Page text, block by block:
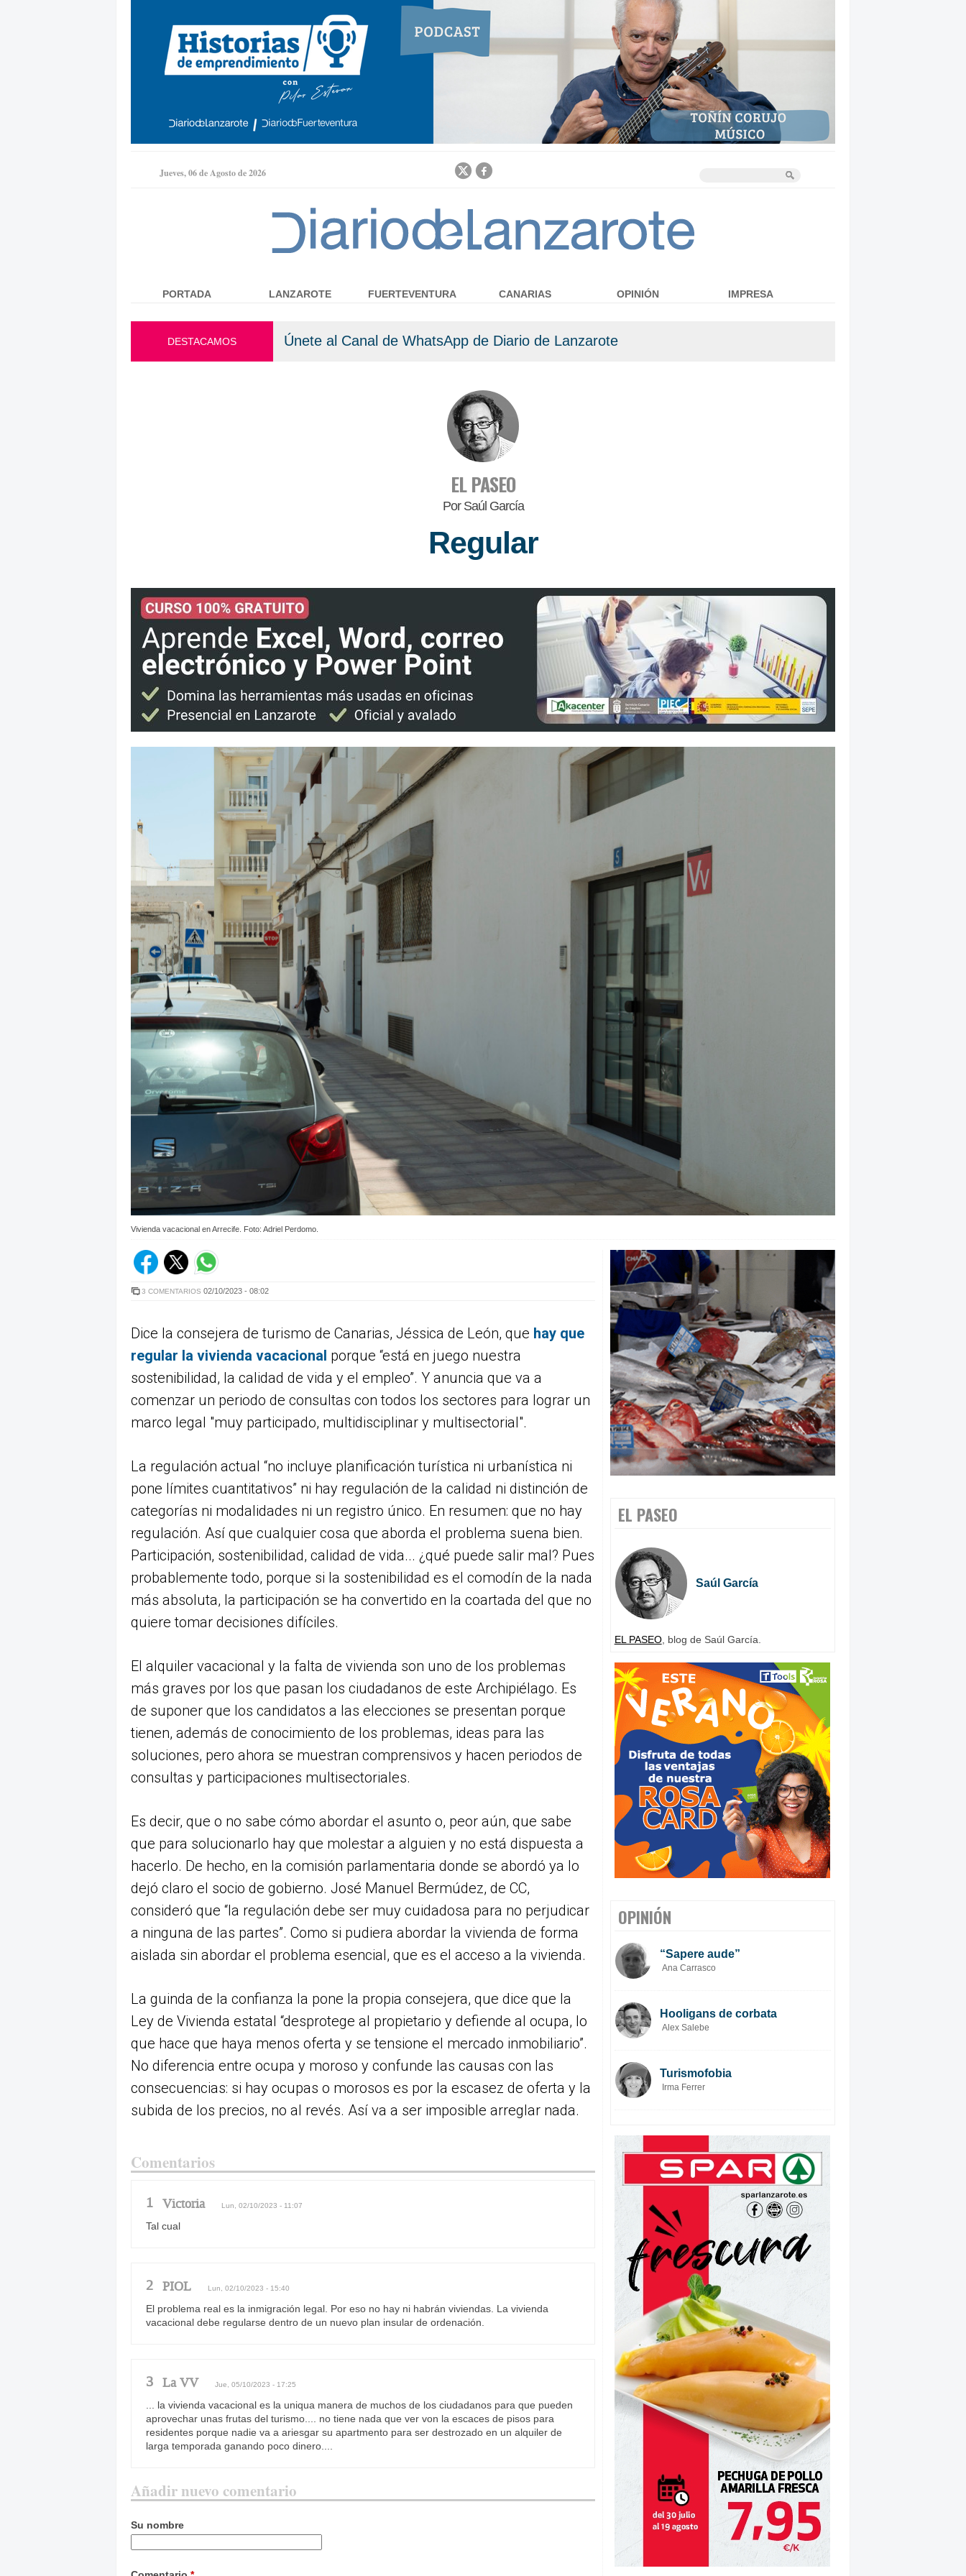
Jump to navigation
Jueves, 06 de Agosto de 2026
DESTACAMOS Únete al Canal de WhatsApp de Diario de Lanzarote
EL PASEO
Por Saúl García
Regular
Vivienda vacacional en Arrecife. Foto: Adriel Perdomo.
3 COMENTARIOS 02/10/2023 - 08:02
Dice la consejera de turismo de Canarias, Jéssica de León, que hay que
regular la vivienda vacacional porque “está en juego nuestra
sostenibilidad, la calidad de vida y el empleo”. Y anuncia que va a
comenzar un periodo de consultas con todos los sectores para lograr un
marco legal "muy participado, multidisciplinar y multisectorial".
La regulación actual “no incluye planificación turística ni urbanística ni
pone límites cuantitativos” ni hay regulación de la calidad ni distinción de
categorías ni modalidades ni un registro único. En resumen: que no hay
regulación. Así que cualquier cosa que aborda el problema suena bien.
Participación, sostenibilidad, calidad de vida... ¿qué puede salir mal? Pues
probablemente todo, porque si la sostenibilidad es el comodín de la nada
más absoluta, la participación se ha convertido en la coartada del que no
quiere tomar decisiones difíciles.
El alquiler vacacional y la falta de vivienda son uno de los problemas
más graves por los que pasan los ciudadanos de este Archipiélago. Es
de suponer que los candidatos a las elecciones se presentan porque
tienen, además de conocimiento de los problemas, ideas para las
soluciones, pero ahora se muestran comprensivos y hacen periodos de
consultas y participaciones multisectoriales.
Es decir, que o no sabe cómo abordar el asunto o, peor aún, que sabe
que para solucionarlo hay que molestar a alguien y no está dispuesta a
hacerlo. De hecho, en la comisión parlamentaria donde se abordó ya lo
dejó claro el socio de gobierno. José Manuel Bermúdez, de CC,
consideró que “la regulación debe ser muy cuidadosa para no perjudicar
a ninguna de las partes”. Como si pudiera abordar la vivienda de forma
aislada sin abordar el problema esencial, que es el acceso a la vivienda.
La guinda de la confianza la pone la propia consejera, que dice que la
Ley de Vivienda estatal “desprotege al propietario y defiende al ocupa, lo
que hace que haya menos oferta y se tensione el mercado inmobiliario”.
No diferencia entre ocupa y moroso y confunde las causas con las
consecuencias: si hay ocupas o morosos es por la escasez de oferta y la
subida de los precios, no al revés. Así va a ser imposible arreglar nada.
Comentarios
1 Victoria Lun, 02/10/2023 - 11:07
Tal cual
2 PIOL Lun, 02/10/2023 - 15:40
El problema real es la inmigración legal. Por eso no hay ni habrán viviendas. La vivienda
vacacional debe regularse dentro de un nuevo plan insular de ordenación.
3 La VV Jue, 05/10/2023 - 17:25
... la vivienda vacacional es la uniqua manera de muchos de los ciudadanos para que pueden
aprovechar unas frutas del turismo.... no tiene nada que ver von la escaces de pisos para
residentes porque nadie va a ariesgar su apartmento para ser destrozado en un alquiler de
larga temporada ganando poco dinero....
Añadir nuevo comentario
Su nombre
PORTADA LANZAROTE FUERTEVENTURA CANARIAS OPINIÓN IMPRESA
EL PASEO
Saúl García
EL PASEO, blog de Saúl García.
OPINIÓN
“Sapere aude”
Ana Carrasco
Hooligans de corbata
Alex Salebe
Turismofobia
Irma Ferrer